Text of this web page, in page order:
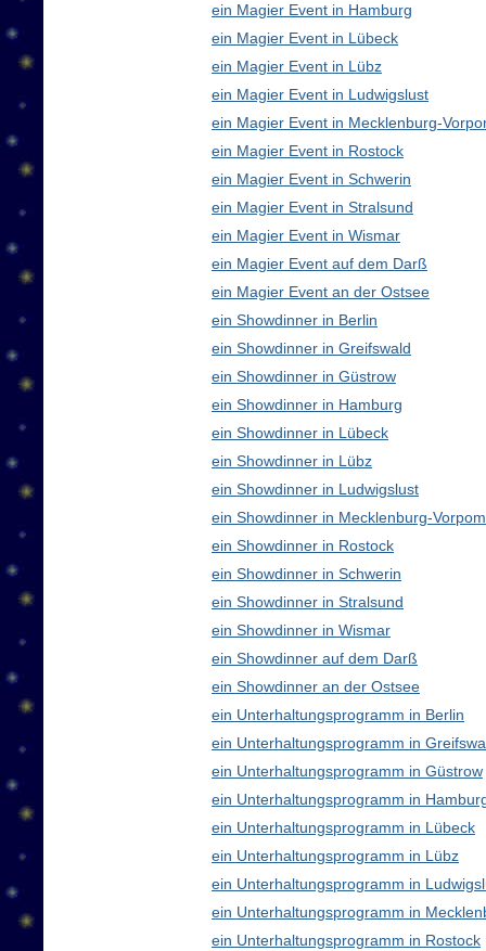
ein Magier Event in Hamburg
ein Magier Event in Lübeck
ein Magier Event in Lübz
ein Magier Event in Ludwigslust
ein Magier Event in Mecklenburg-
ein Magier Event in Rostock
ein Magier Event in Schwerin
ein Magier Event in Stralsund
ein Magier Event in Wismar
ein Magier Event auf dem Darß
ein Magier Event an der Ostsee
ein Showdinner in Berlin
ein Showdinner in Greifswald
ein Showdinner in Güstrow
ein Showdinner in Hamburg
ein Showdinner in Lübeck
ein Showdinner in Lübz
ein Showdinner in Ludwigslust
ein Showdinner in Mecklenburg-
ein Showdinner in Rostock
ein Showdinner in Schwerin
ein Showdinner in Stralsund
ein Showdinner in Wismar
ein Showdinner auf dem Darß
ein Showdinner an der Ostsee
ein Unterhaltungsprogramm in Berlin
ein Unterhaltungsprogramm in
ein Unterhaltungsprogramm in Güstrow
ein Unterhaltungsprogramm in
ein Unterhaltungsprogramm in Lübeck
ein Unterhaltungsprogramm in Lübz
ein Unterhaltungsprogramm in
ein Unterhaltungsprogramm in
ein Unterhaltungsprogramm in Rostock